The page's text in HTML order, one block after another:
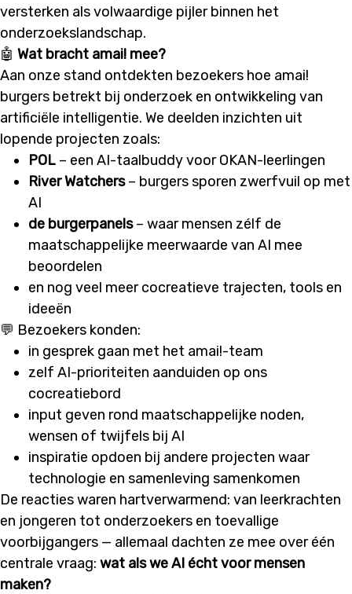
versterken als volwaardige pijler binnen het
onderzoekslandschap.
🤖 Wat bracht amai! mee?
Aan onze stand ontdekten bezoekers hoe amai!
burgers betrekt bij onderzoek en ontwikkeling van
artificiële intelligentie. We deelden inzichten uit
lopende projecten zoals:
POL – een AI-taalbuddy voor OKAN-leerlingen
River Watchers– burgers sporen zwerfvuil op met
AI
de burgerpanels– waar mensen zélf de
maatschappelijke meerwaarde van AI mee
beoordelen
en nog veel meer cocreatieve trajecten, tools en
ideeën
💬 Bezoekers konden:
in gesprek gaan met het amai!-team
zelf AI-prioriteiten aanduiden op ons
cocreatiebord
input geven rond maatschappelijke noden,
wensen of twijfels bij AI
inspiratie opdoen bij andere projecten waar
technologie en samenleving samenkomen
De reacties waren hartverwarmend: van leerkrachten
en jongeren tot onderzoekers en toevallige
voorbijgangers — allemaal dachten ze mee over één
centrale vraag: wat als we AI écht voor mensen
maken?